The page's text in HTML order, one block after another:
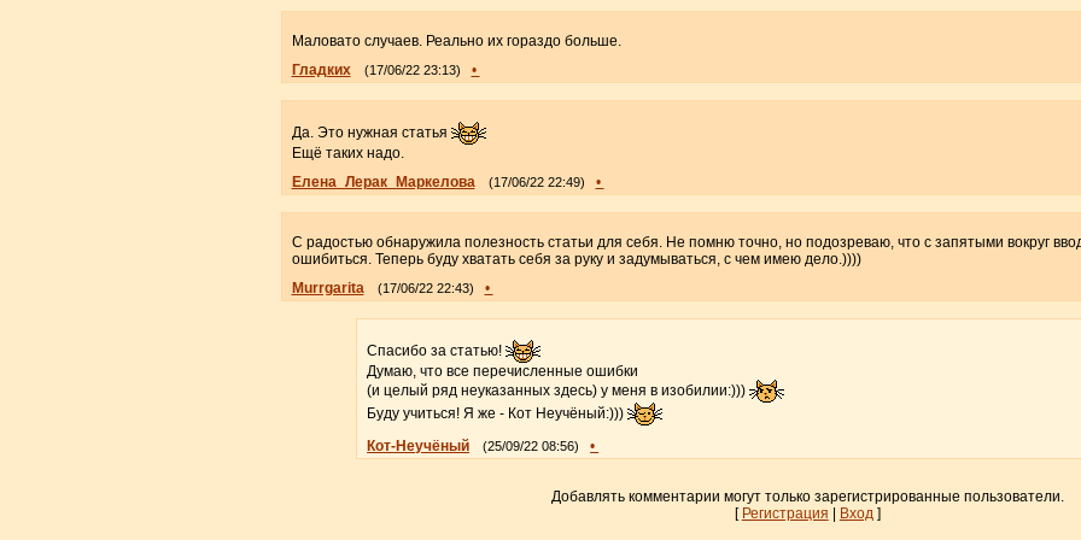
Маловато случаев. Реально их гораздо больше.
Гладких
(17/06/22 23:13) •
Да. Это нужная статья
Ещё таких надо.
Елена_Лерак_Маркелова
(17/06/22 22:49) •
С радостью обнаружила полезность статьи для себя. Не помню точно, но подозреваю, что с запятыми вокруг
ошибиться. Теперь буду хватать себя за руку и задумываться, с чем имею дело.))))
Murrgarita
(17/06/22 22:43) •
Спасибо за статью!
Думаю, что все перечисленные ошибки
(и целый ряд неуказанных здесь) у меня в изобилии:)))
Буду учиться! Я же - Кот Неучёный:)))
Кот-Неучёный
(25/09/22 08:56) •
Добавлять комментарии могут только зарегистрированные пользователи.
[ Регистрация | Вход ]